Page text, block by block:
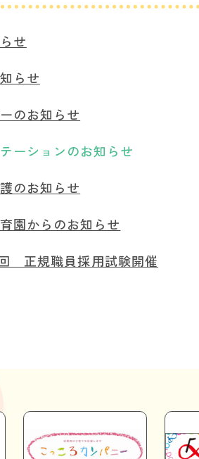
せ
らせ
のお知らせ
ーションのお知らせ
のお知らせ
園からのお知らせ
正規職員採用試験開催